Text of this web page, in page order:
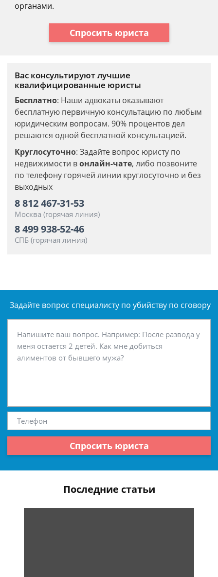
органами.
Спросить юриста
Вас консультируют лучшие
квалифицированные юристы
Бесплатно: Наши адвокаты оказывают
бесплатную первичную консультацию по любым
юридическим вопросам. 90% процентов дел
решаются одной бесплатной консультацией.
Круглосуточно: Задайте вопрос юристу по
недвижимости вонлайн-чате, либо позвоните
по телефону горячей линии круглосуточно и без
выходных
8 812 467-31-53
Москва (горячая линия)
8 499 938-52-46
СПБ (горячая линия)
Задайте вопрос специалисту по убийству по сговору
Спросить юриста
Последние статьи